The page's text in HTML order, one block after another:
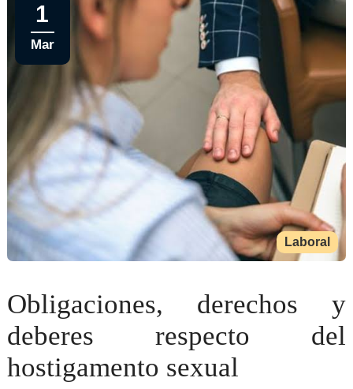
Laboral
1
Mar
Obligaciones, derechos y
deberes respecto del
hostigamento sexual